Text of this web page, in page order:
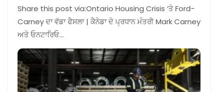
Share this post via:Ontario Housing Crisis ‘ਤੇ Ford-
Carney ਦਾ ਵੱਡਾ ਫੈਸਲਾ | ਕੈਨੇਡਾ ਦੇ ਪ੍ਰਧਾਨ ਮੰਤਰੀ Mark Carney
ਅਤੇ ਓਨਟਾਰਿਓ…